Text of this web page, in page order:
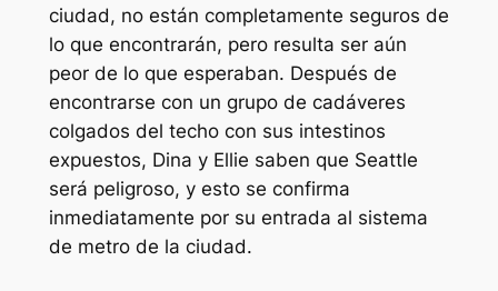
ciudad, no están completamente seguros de
lo que encontrarán, pero resulta ser aún
peor de lo que esperaban. Después de
encontrarse con un grupo de cadáveres
colgados del techo con sus intestinos
expuestos, Dina y Ellie saben que Seattle
será peligroso, y esto se confirma
inmediatamente por su entrada al sistema
de metro de la ciudad.